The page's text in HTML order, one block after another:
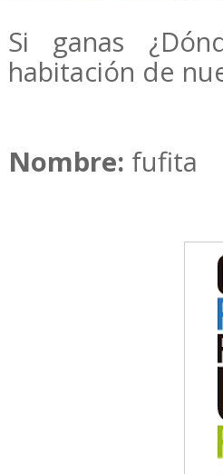
Si ganas
habitación de
Nombre: fufita